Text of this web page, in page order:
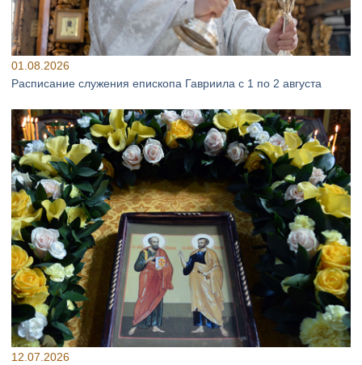
01.08.2026
Расписание служения епископа Гавриила с 1 по 2 августа
12.07.2026